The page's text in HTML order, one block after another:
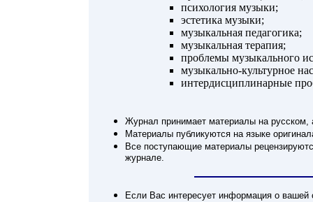
психология музыки;
эстетика музыки;
музыкальная педагогика;
музыкальная терапия;
проблемы музыкального
музыкально-культурное
интердисциплинарные
Журнал принимает материалы на русском,
Материалы публикуются на языке
Все поступающие материалы
журнале.
Если Вас интересует информация о вашей